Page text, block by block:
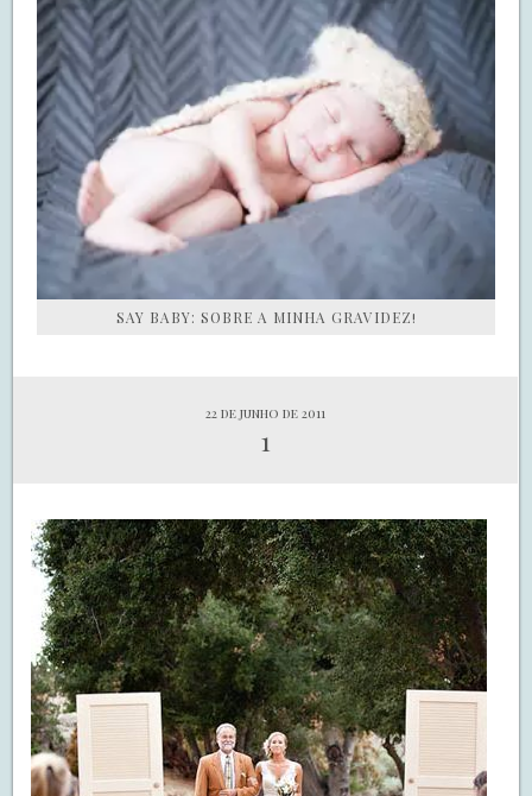
SAY BABY: SOBRE A MINHA GRAVIDEZ!
22 de junho de 2011
1